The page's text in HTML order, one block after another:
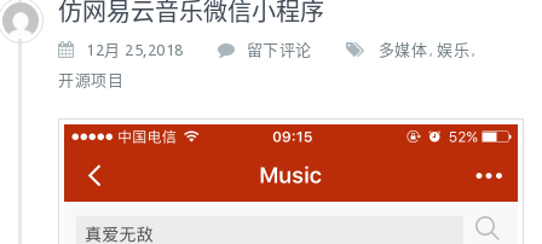
仿网易云音乐微信小程序
12月 25,2018 留下评论 多媒体, 娱乐 ,
开源项目